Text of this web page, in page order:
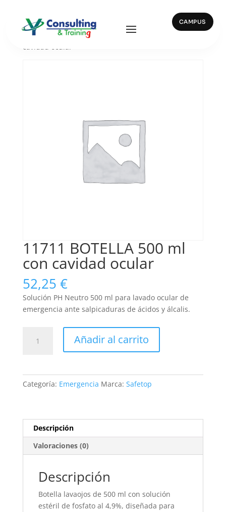
CAMPUS
Inicio Emergencia/ 11711 BOTELLA 500 ml con
cavidad ocular
11711 BOTELLA 500 ml
con cavidad ocular
52,25 €
Solución PH Neutro 500 ml para lavado ocular de
emergencia ante salpicaduras de ácidos y álcalis.
BOTELLA
cavidad
Añadir al carrito
Categoría: Emergencia Marca: Safetop
Descripción
Valoraciones (0)
Descripción
Botella lavaojos de 500 ml con solución
estéril de fosfato al 4,9%, diseñada para